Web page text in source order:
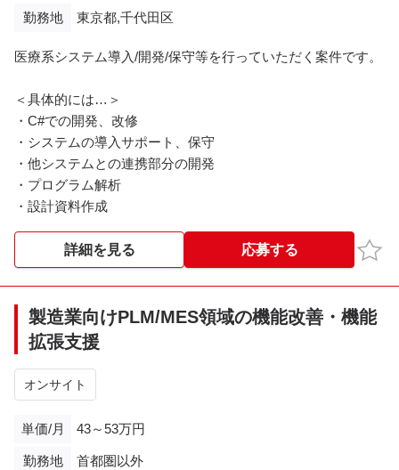
勤務地 東京都,千代田区
医療系システム導入/開発/保守等を行っていただく案件です。
＜具体的には…＞
・C#での開発、改修
・システムの導入サポート、保守
・他システムとの連携部分の開発
・プログラム解析
・設計資料作成
詳細を見る 応募する お気
製造業向けPLM/MES領域の機能改善・機能
拡張支援
オンサイト
単価/月 43～53万円
勤務地 首都圏以外